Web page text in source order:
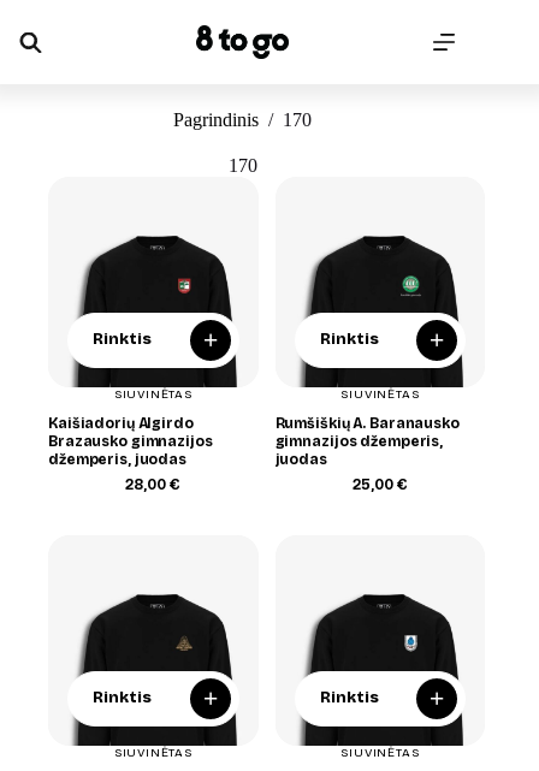
content
Pagrindinis / 170
170
Rinktis +
SIUVINĖTAS
Kaišiadorių Algirdo
Brazausko gimnazijos
džemperis, juodas
28,00€
Rinktis +
SIUVINĖTAS
Rumšiškių A. Baranausko
gimnazijos džemperis,
juodas
25,00 €
Rinktis +
SIUVINĖTAS
Rinktis +
SIUVINĖTAS